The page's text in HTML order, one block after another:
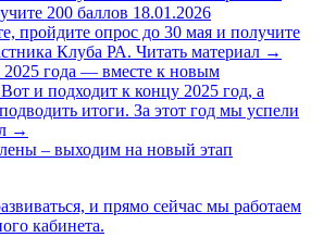
200 баллов 18.01.2026
пройдите опрос до 30 мая и получите
Клуба РА. Читать материал →
года — вместе к новым
Вот и подходит к концу 2025 год, а
итоги. За этот год мы успели
→
– выходим на новый этап
и прямо сейчас мы работаем
кабинета.